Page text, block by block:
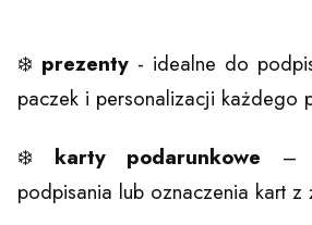
❄️ prezenty - idealne do
paczek i personalizacji każdego
❄️ karty podarunkowe –
podpisania lub oznaczenia kart z